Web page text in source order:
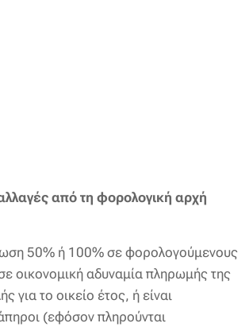
από τη φορολογική αρχή
50% ή 100% σε φορολογούμενους
οικονομική αδυναμία πληρωμής της
για το οικείο έτος, ή είναι
(εφόσον πληρούνται